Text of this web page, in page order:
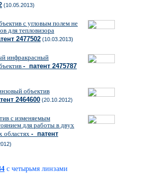
(10.05.2013)
с угловым полем не
для тепловизора
2477502 (10.03.2013)
инфракрасный
- патент 2475787
объектив
2464600 (20.10.2012)
с изменяемым
для работы в двух
областях- патент
с четырьмя линзами